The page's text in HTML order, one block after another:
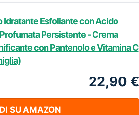
Idratante Esfoliante con Acido
Persistente - Crema
con Pantenolo e Vitamina C
22,90 €
SU AMAZON